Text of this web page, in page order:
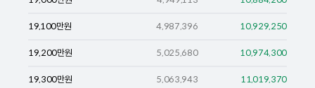
19,100만원 4,987,396 10,929,250
19,200만원 5,025,680 10,974,300
19,300만원 5,063,943 11,019,370